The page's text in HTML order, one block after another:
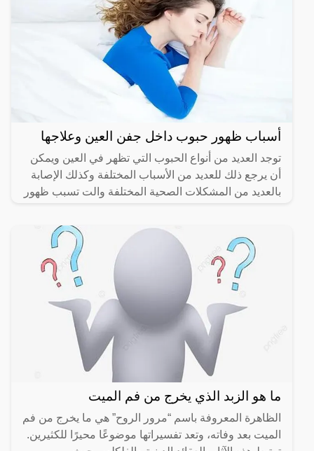
أسباب ظهور حبوب داخل جفن العين وعلاجها
توجد العديد من أنواع الحبوب التي تظهر في العين ويمكن
أن يرجع ذلك للعديد من الأسباب المختلفة وكذلك الإصابة
بالعديد من المشكلات الصحية المختلفة والت تسبب ظهور
ما هو الزبد الذي يخرج من فم الميت
الظاهرة المعروفة باسم “مرور الروح” هي ما يخرج من فم
الميت بعد وفاته، وتعد تفسيراتها موضوعًا محيرًا للكثيرين.